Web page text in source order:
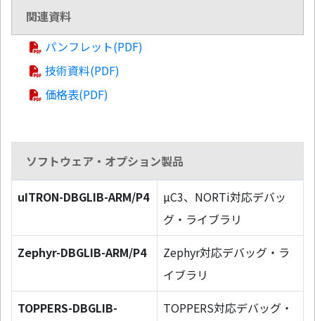
関連資料
パンフレット(PDF)
技術資料(PDF)
価格表(PDF)
ソフトウェア・オプション製品
uITRON-DBGLIB-ARM/P4
µC3、NORTi対応デバッ
グ・ライブラリ
Zephyr-DBGLIB-ARM/P4
Zephyr対応デバッグ・ラ
イブラリ
TOPPERS-DBGLIB-
TOPPERS対応デバッグ・